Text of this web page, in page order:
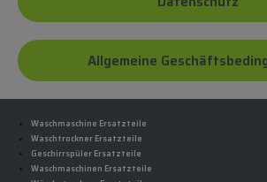
Allgemeine
Waschmaschine Ersatzteile
Waschtrockner Ersatzteile
Geschirrspüler Ersatzteile
Waschmaschinen Ersatzteile